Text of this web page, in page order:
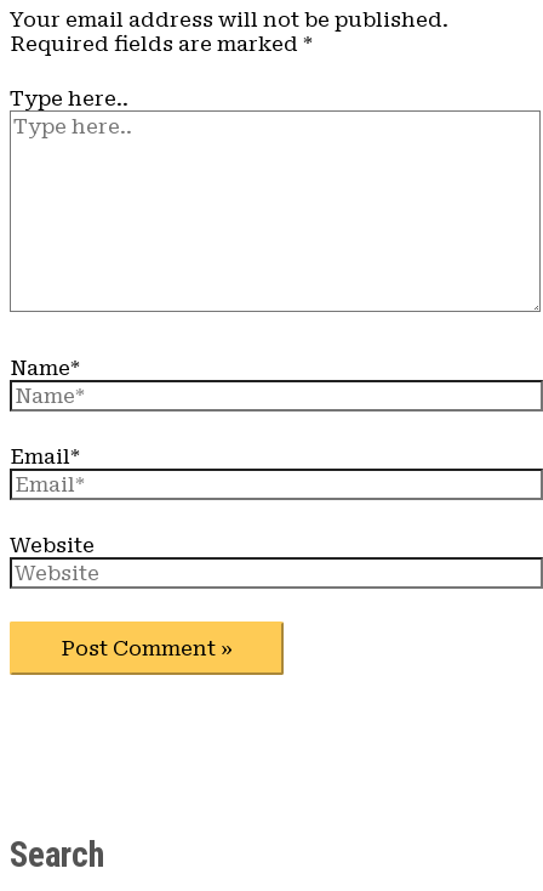
Your email address will not be published.
Required fields are marked *
Type here..
Name*
Email*
Website
Search